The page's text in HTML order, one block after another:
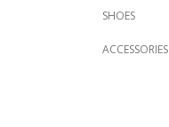
SHOES
ACCESSORIES